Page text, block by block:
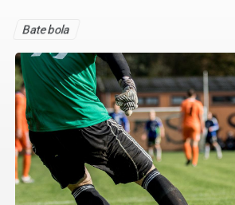
Bate bola